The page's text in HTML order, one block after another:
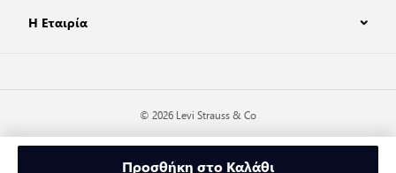
Προσθήκη στο Καλάθι
Η Εταιρία
© 2026 Levi Strauss & Co